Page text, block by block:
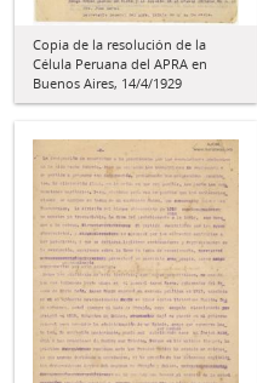
Copia de la resolución de la
Célula Peruana del APRA en
Buenos Aires, 14/4/1929